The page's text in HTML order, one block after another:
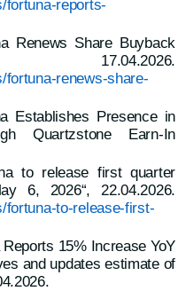
fortuna-reports-
Renews Share Buyback
fortuna-renews-share-
Establishes Presence in
Quartzstone Earn-In
to release first quarter
6, 2026“, 22.04.2026.
fortuna-to-release-first-
15% Increase YoY
and updates estimate of